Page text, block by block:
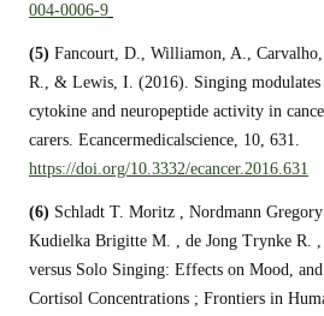
004-0006-9
(5) Fancourt, D., Williamon, A.,
R., & Lewis, I. (2016). Singing modulates
cytokine and neuropeptide activity in
carers. Ecancermedicalscience, 10, 631.
https://doi.org/10.3332/ecancer.2016.631
(6) Schladt T. Moritz , Nordmann
Kudielka Brigitte M. , de Jong Trynke R.
versus Solo Singing: Effects on Mood,
Cortisol Concentrations ; Frontiers in